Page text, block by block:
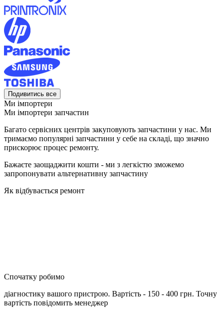
Подивитись все
Ми імпортери
Ми імпортери запчастин
Багато сервісних центрів закуповують запчастини у нас. Ми
тримаємо популярні запчастини у себе на складі, що значно
прискорює процес ремонту.
Бажаєте заощаджити кошти - ми з легкістю зможемо
запропонувати альтернативну запчастину
Як відбувається ремонт
Спочатку робимо
діагностику вашого пристрою. Вартість - 150 - 400 грн. Точну
вартість повідомить менеджер